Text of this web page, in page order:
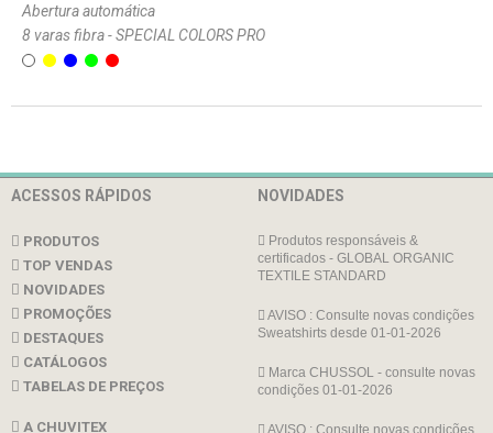
Abertura automática
8 varas fibra - SPECIAL COLORS PRO
ACESSOS RÁPIDOS
PRODUTOS
TOP VENDAS
NOVIDADES
PROMOÇÕES
DESTAQUES
CATÁLOGOS
TABELAS DE PREÇOS
A CHUVITEX
NOVIDADES
Produtos responsáveis &
certificados - GLOBAL ORGANIC
TEXTILE STANDARD
AVISO : Consulte novas condições
Sweatshirts desde 01-01-2026
Marca CHUSSOL - consulte novas
condições 01-01-2026
AVISO : Consulte novas condições